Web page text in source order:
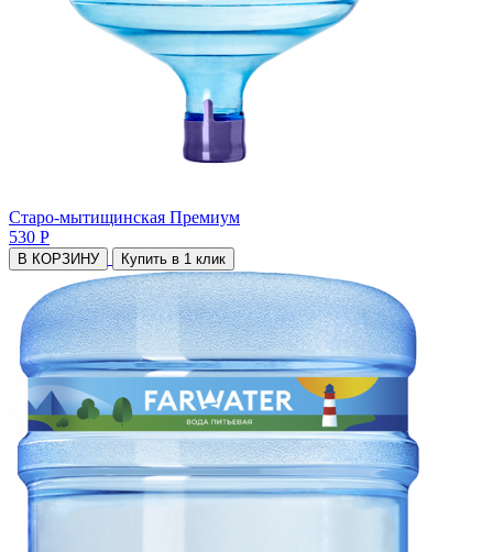
Старо-мытищинская Премиум
530 Р
В КОРЗИНУ Купить в 1 клик